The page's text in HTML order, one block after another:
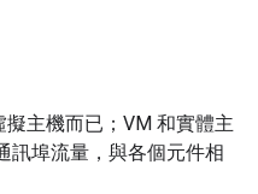
主機而已；VM 和實體主
訊埠流量，與各個元件相